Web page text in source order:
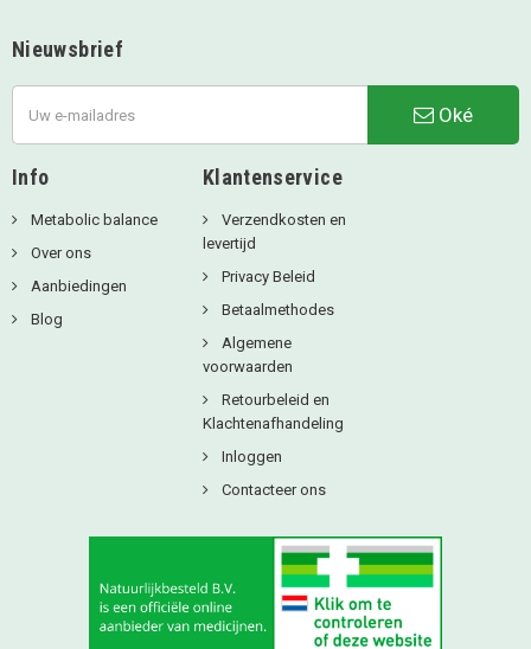
Nieuwsbrief
Oké
Info
Metabolic balance
Over ons
Aanbiedingen
Blog
Klantenservice
Verzendkosten en
levertijd
Privacy Beleid
Betaalmethodes
Algemene
voorwaarden
Retourbeleid en
Klachtenafhandeling
Inloggen
Contacteer ons